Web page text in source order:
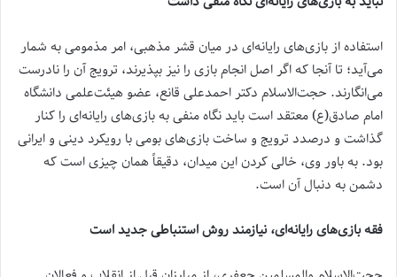
استفاده از بازی‌های رایانه‌ای در میان قشر مذهبی، امر مذمومی به شمار
می‌آید؛ تا آنجا که اگر اصل انجام بازی را نیز بپذیرند، ترویج آن را نادرست
می‌انگارند. حجت‌الاسلام دکتر احمدعلی قانع، عضو هیئت‌علمی دانشگاه
امام صادق(ع) معتقد است باید نگاه منفی به بازی‌های رایانه‌ای را کنار
گذاشت و درصدد ترویج و ساخت بازی‌های بومی با رویکرد دینی و ایرانی
بود. به باور وی، خالی کردن این میدان، دقیقاً همان چیزی است که
دشمن به دنبال آن است.
فقه بازی‌های رایانه‌ای، نیازمند روش استنباطی جدید است